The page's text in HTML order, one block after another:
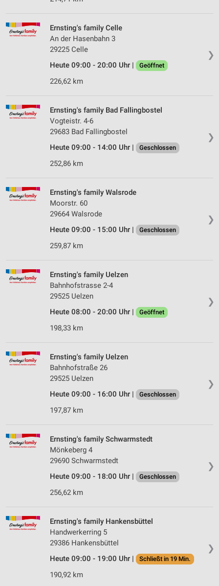
❯
Ernsting's family Celle
An der Hasenbahn 3
29225 Celle
Heute 09:00 - 20:00 Uhr |
Geöffnet
226,62 km
❯
Ernsting's family Bad Fallingbostel
Vogteistr. 4-6
29683 Bad Fallingbostel
Heute 09:00 - 14:00 Uhr |
Geschlossen
252,86 km
❯
Ernsting's family Walsrode
Moorstr. 60
29664 Walsrode
Heute 09:00 - 15:00 Uhr |
Geschlossen
259,87 km
❯
Ernsting's family Uelzen
Bahnhofstrasse 2-4
29525 Uelzen
Heute 08:00 - 20:00 Uhr |
Geöffnet
198,33 km
❯
Ernsting's family Uelzen
Bahnhofstraße 26
29525 Uelzen
Heute 09:00 - 16:00 Uhr |
Geschlossen
197,87 km
❯
Ernsting's family Schwarmstedt
Mönkeberg 4
29690 Schwarmstedt
Heute 09:00 - 18:00 Uhr |
Geschlossen
256,62 km
❯
Ernsting's family Hankensbüttel
Handwerkerring 5
29386 Hankensbüttel
Heute 09:00 - 19:00 Uhr |
Schließt in 19 Min.
190,92 km